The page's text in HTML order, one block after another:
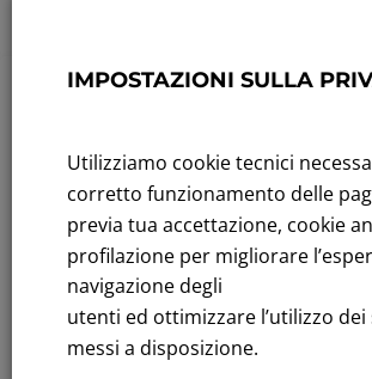
Press Releases
Convocazione
Consiglio di
Amministrazi
one
August 7, 2014
2014,
Luigi
IMPOSTAZIONI SULLA
Utilizziamo cookie tecnici
corretto funzionamento delle
previa tua accettazione, cookie
profilazione per migliorare
navigazione degli
utenti ed ottimizzare l’utilizzo dei
messi a disposizione.